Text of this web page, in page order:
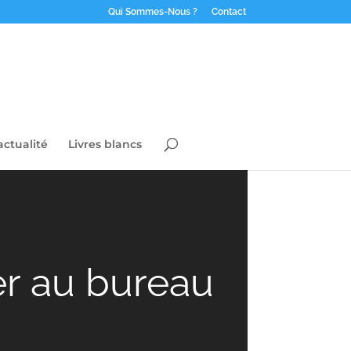
Qui Sommes-Nous ? Contact
Livres blancs
au bureau